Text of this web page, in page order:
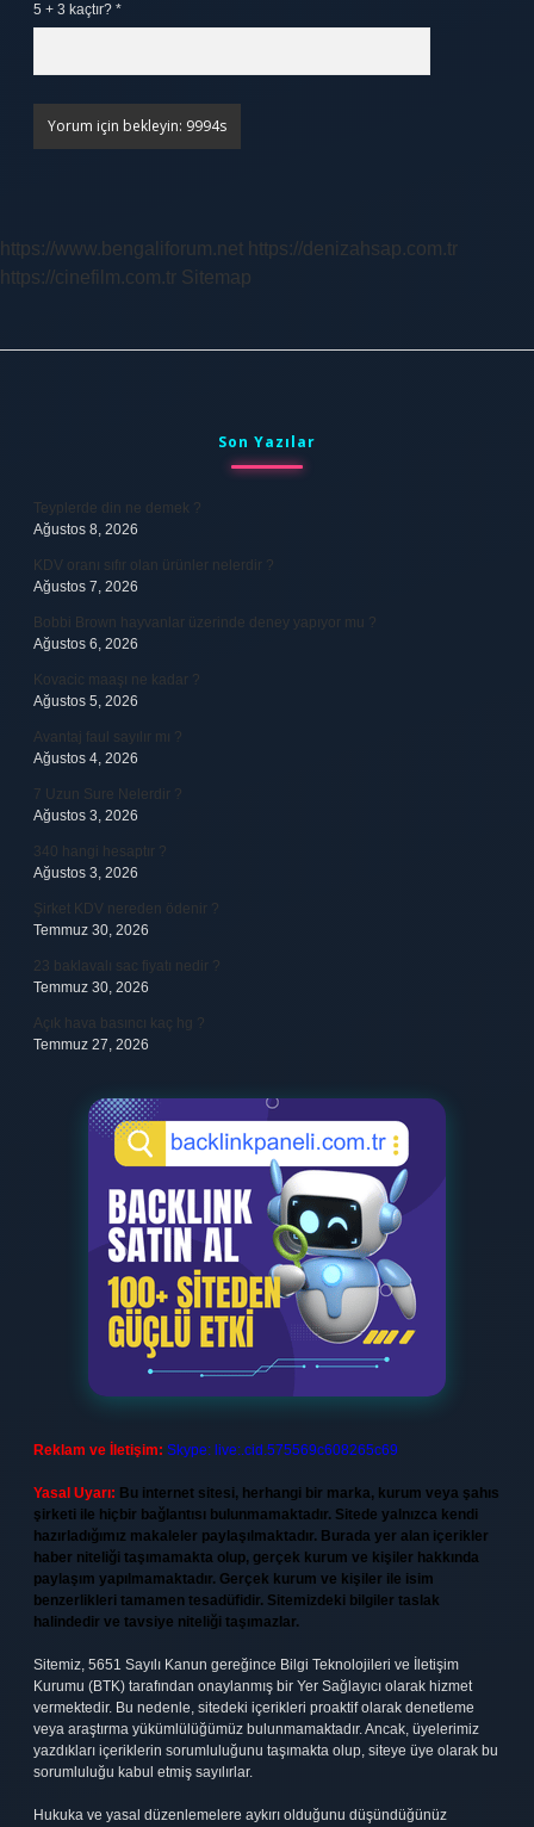
5 + 3 kaçtır? *
https://www.bengaliforum.net https://denizahsap.com.tr
https://cinefilm.com.tr Sitemap
Son Yazılar
Teyplerde din ne demek ?
Ağustos 8, 2026
KDV oranı sıfır olan ürünler nelerdir ?
Ağustos 7, 2026
Bobbi Brown hayvanlar üzerinde deney yapıyor mu ?
Ağustos 6, 2026
Kovacic maaşı ne kadar ?
Ağustos 5, 2026
Avantaj faul sayılır mı ?
Ağustos 4, 2026
7 Uzun Sure Nelerdir ?
Ağustos 3, 2026
340 hangi hesaptır ?
Ağustos 3, 2026
Şirket KDV nereden ödenir ?
Temmuz 30, 2026
23 baklavalı sac fiyatı nedir ?
Temmuz 30, 2026
Açık hava basıncı kaç hg ?
Temmuz 27, 2026
Reklam ve İletişim: Skype: live:.cid.575569c608265c69
Yasal Uyarı: Bu internet sitesi, herhangi bir marka, kurum veya şahıs
şirketi ile hiçbir bağlantısı bulunmamaktadır. Sitede yalnızca kendi
hazırladığımız makaleler paylaşılmaktadır. Burada yer alan içerikler
haber niteliği taşımamakta olup, gerçek kurum ve kişiler hakkında
paylaşım yapılmamaktadır. Gerçek kurum ve kişiler ile isim
benzerlikleri tamamen tesadüfidir. Sitemizdeki bilgiler taslak
halindedir ve tavsiye niteliği taşımazlar.
Sitemiz, 5651 Sayılı Kanun gereğince Bilgi Teknolojileri ve İletişim
Kurumu (BTK) tarafından onaylanmış bir Yer Sağlayıcı olarak hizmet
vermektedir. Bu nedenle, sitedeki içerikleri proaktif olarak denetleme
veya araştırma yükümlülüğümüz bulunmamaktadır. Ancak, üyelerimiz
yazdıkları içeriklerin sorumluluğunu taşımakta olup, siteye üye olarak bu
sorumluluğu kabul etmiş sayılırlar.
Hukuka ve yasal düzenlemelere aykırı olduğunu düşündüğünüz